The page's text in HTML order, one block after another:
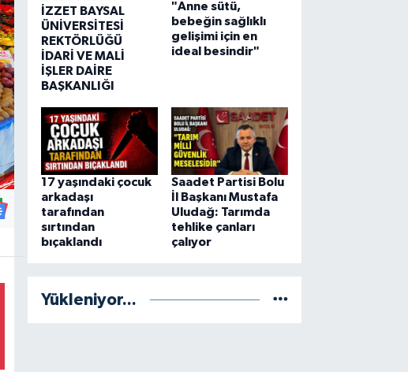
İZZET BAYSAL
ÜNİVERSİTESİ
REKTÖRLÜĞÜ
İDARİ VE MALİ
İŞLER DAİRE
BAŞKANLIĞI
"Anne sütü,
bebeğin sağlıklı
gelişimi için en
ideal besindir"
17 yaşındaki çocuk
arkadaşı
tarafından
sırtından
bıçaklandı
Saadet Partisi Bolu
İl Başkanı Mustafa
Uludağ: Tarımda
tehlike çanları
çalıyor
Yükleniyor...